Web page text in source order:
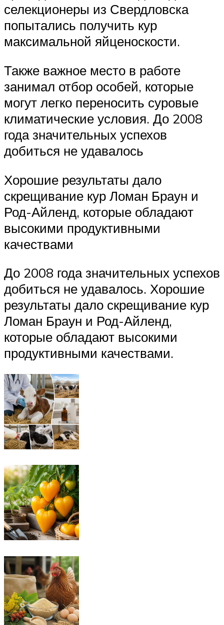
селекционеры из Свердловска
попытались получить кур
максимальной яйценоскости.
Также важное место в работе
занимал отбор особей, которые
могут легко переносить суровые
климатические условия. До 2008
года значительных успехов
добиться не удавалось
Хорошие результаты дало
скрещивание кур Ломан Браун и
Род-Айленд, которые обладают
высокими продуктивными
качествами
До 2008 года значительных успехов
добиться не удавалось. Хорошие
результаты дало скрещивание кур
Ломан Браун и Род-Айленд,
которые обладают высокими
продуктивными качествами.